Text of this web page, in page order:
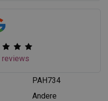
reviews
PAH734
Andere